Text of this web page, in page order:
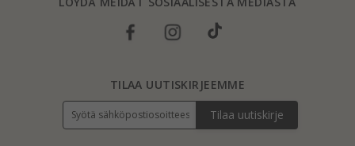
TILAA UUTISKIRJEEMME
Tilaa uutiskirje